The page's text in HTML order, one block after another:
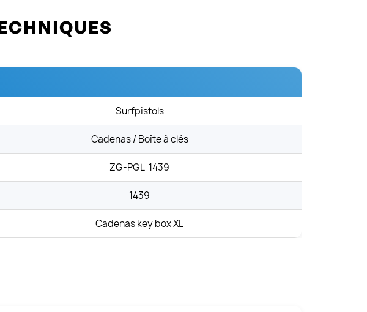
Surfpistols
Cadenas / Boîte à clés
ZG-PGL-1439
1439
Cadenas key box XL